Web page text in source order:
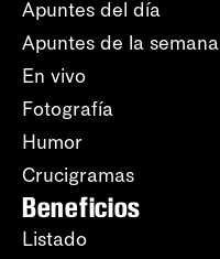
Apuntes del día
Apuntes de la semana
En vivo
Fotografía
Humor
Crucigramas
Beneficios
Listado